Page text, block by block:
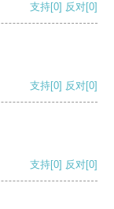
支持[0] 反对[0]
支持[0] 反对[0]
支持[0] 反对[0]